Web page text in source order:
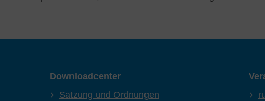
Downloadcenter
Satzung und Ordnungen